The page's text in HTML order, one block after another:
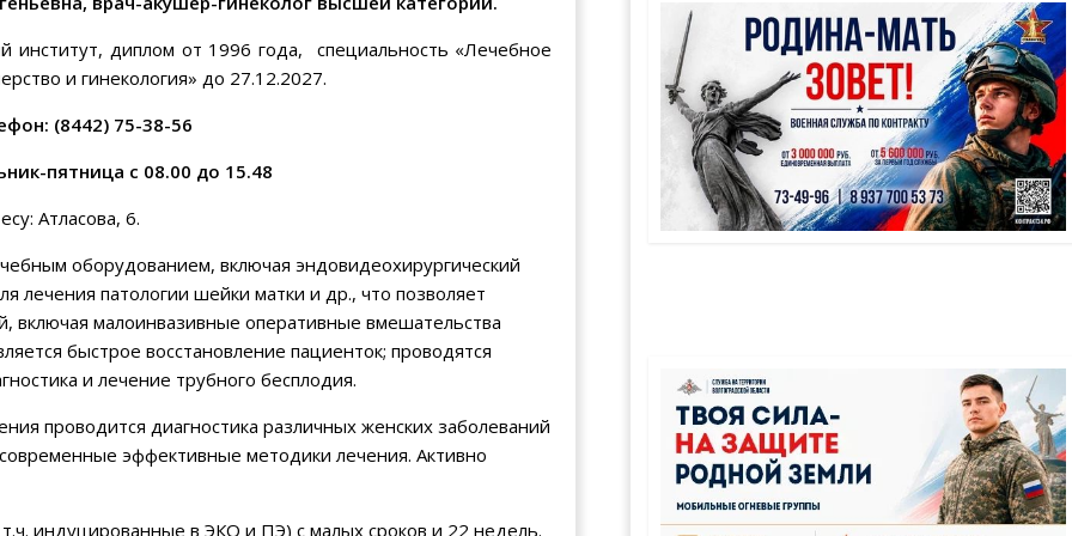
институт, диплом от 1996 года, специальность «Лечебное
и гинекология» до 27.12.2027.
(8442) 75-38-56
пятница с 08.00 до 15.48
Атласова, 6.
оборудованием, включая эндовидеохирургический
лечения патологии шейки матки и др., что позволяет
включая малоинвазивные оперативные вмешательства
быстрое восстановление пациенток; проводятся
и лечение трубного бесплодия.
проводится диагностика различных женских заболеваний
эффективные методики лечения. Активно
индуцированные в ЭКО и ПЭ) с малых сроков и 22 недель.